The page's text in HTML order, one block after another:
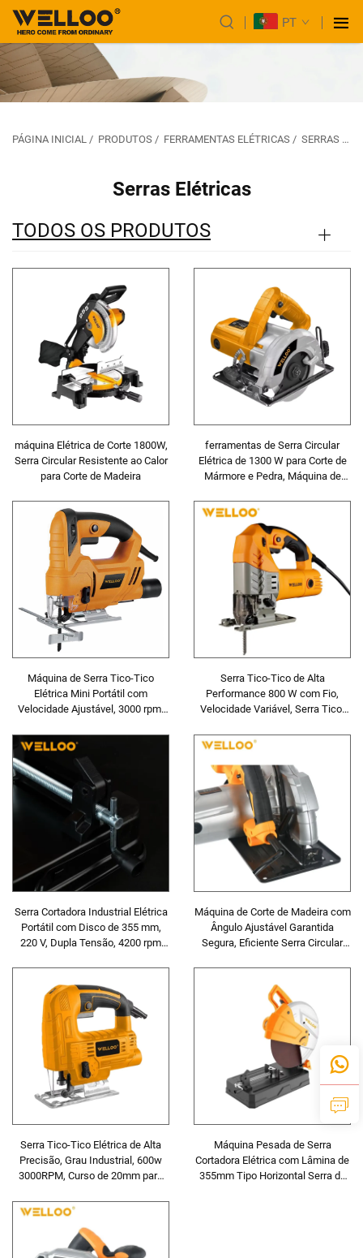
PT
PÁGINA INICIAL / PRODUTOS / FERRAMENTAS ELÉTRICAS / SERRAS ELÉTRICAS
Serras Elétricas
TODOS OS PRODUTOS
máquina Elétrica de Corte 1800W,
Serra Circular Resistente ao Calor
para Corte de Madeira
ferramentas de Serra Circular
Elétrica de 1300 W para Corte de
Mármore e Pedra, Máquina de
para Cerâmica, Azulejos e Aço
Máquina de Serra Tico-Tico
Elétrica Mini Portátil com
Velocidade Ajustável, 3000 rpm,
de Serra para Madeira Manual
Serra Tico-Tico de Alta
Performance 800 W com Fio,
Velocidade Variável, Serra Tico-
Marcenaria Caseira e Industrial
Serra Cortadora Industrial Elétrica
Portátil com Disco de 355 mm,
220 V, Dupla Tensão, 4200 rpm
Máquina de Corte de Madeira com
Ângulo Ajustável Garantida
Segura, Eficiente Serra Circular
Serra Tico-Tico Elétrica de Alta
Precisão, Grau Industrial, 600w
3000RPM, Curso de 20mm para
Máquina Pesada de Serra
Cortadora Elétrica com Lâmina de
355mm Tipo Horizontal Serra de